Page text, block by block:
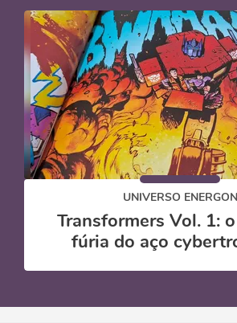
UNIVERSO ENERGON
Transformers Vol. 1:
fúria do aço